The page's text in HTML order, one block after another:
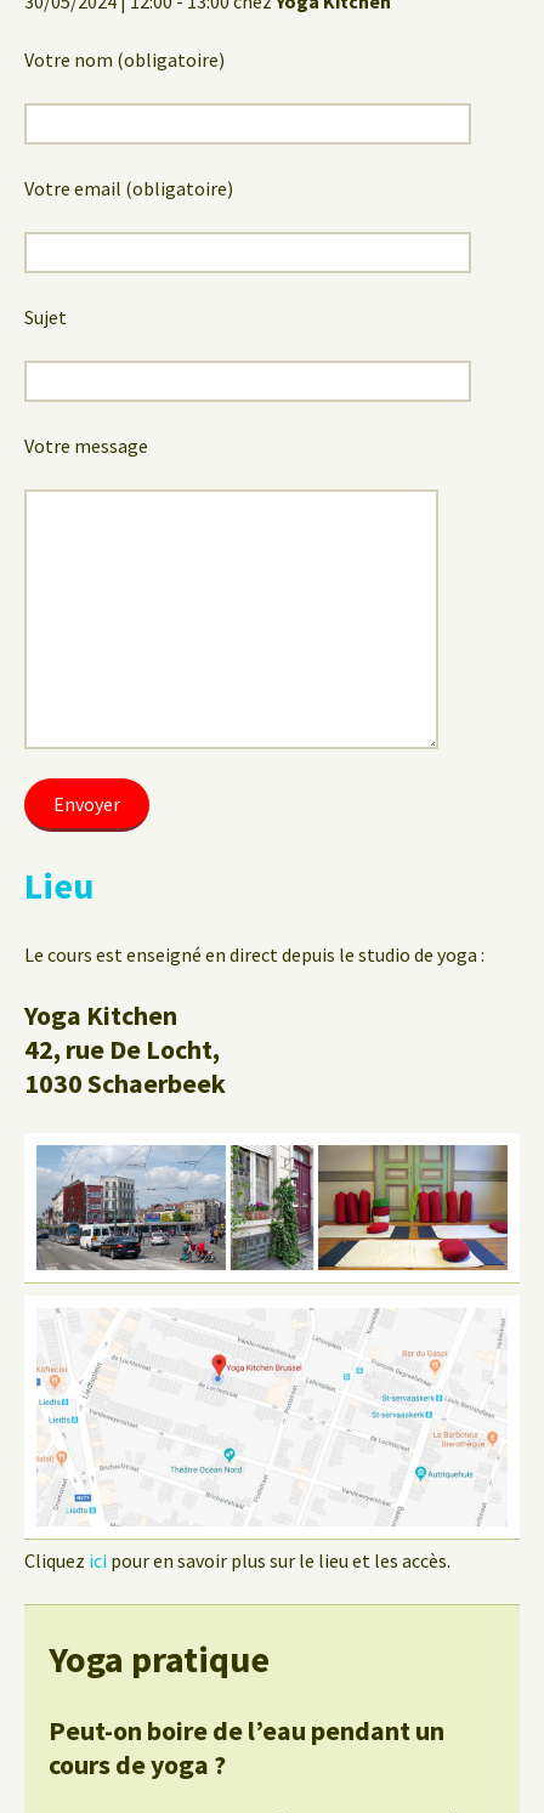
Votre nom (obligatoire)
Votre email (obligatoire)
Sujet
Votre message
Lieu
Le cours est enseigné en direct depuis le studio de yoga :
Yoga Kitchen
42, rue De Locht,
1030 Schaerbeek
Cliquez ici pour en savoir plus sur le lieu et les accès.
Yoga pratique
Peut-on boire de l’eau pendant un
cours de yoga ?